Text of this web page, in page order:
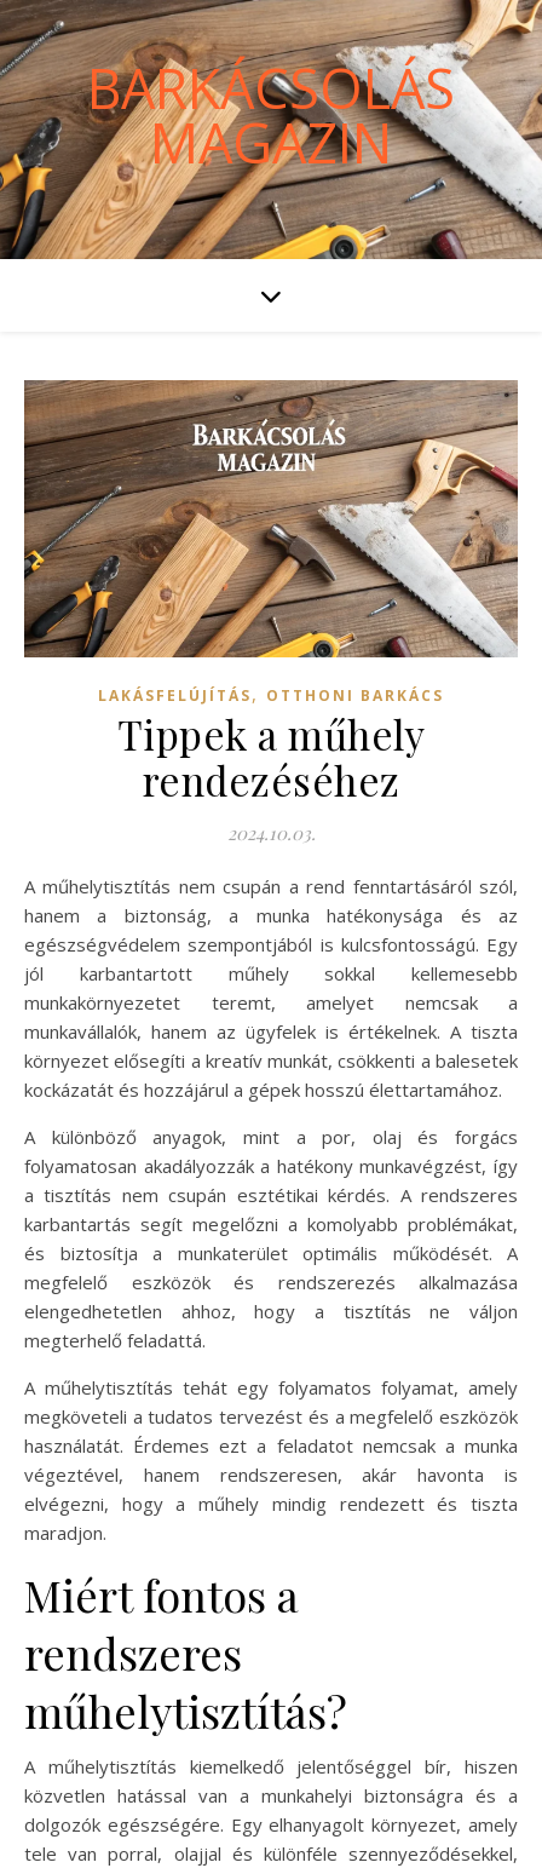
BARKÁCSOLÁS
MAGAZIN
LAKÁSFELÚJÍTÁS, OTTHONI BARKÁCS
Tippek a műhely
rendezéséhez
2024.10.03.
A műhelytisztítás nem csupán a rend fenntartásáról szól,
hanem a biztonság, a munka hatékonysága és az
egészségvédelem szempontjából is kulcsfontosságú. Egy
jól karbantartott műhely sokkal kellemesebb
munkakörnyezetet teremt, amelyet nemcsak a
munkavállalók, hanem az ügyfelek is értékelnek. A tiszta
környezet elősegíti a kreatív munkát, csökkenti a balesetek
kockázatát és hozzájárul a gépek hosszú élettartamához.
A különböző anyagok, mint a por, olaj és forgács
folyamatosan akadályozzák a hatékony munkavégzést, így
a tisztítás nem csupán esztétikai kérdés. A rendszeres
karbantartás segít megelőzni a komolyabb problémákat,
és biztosítja a munkaterület optimális működését. A
megfelelő eszközök és rendszerezés alkalmazása
elengedhetetlen ahhoz, hogy a tisztítás ne váljon
megterhelő feladattá.
A műhelytisztítás tehát egy folyamatos folyamat, amely
megköveteli a tudatos tervezést és a megfelelő eszközök
használatát. Érdemes ezt a feladatot nemcsak a munka
végeztével, hanem rendszeresen, akár havonta is
elvégezni, hogy a műhely mindig rendezett és tiszta
maradjon.
Miért fontos a
rendszeres
műhelytisztítás?
A műhelytisztítás kiemelkedő jelentőséggel bír, hiszen
közvetlen hatással van a munkahelyi biztonságra és a
dolgozók egészségére. Egy elhanyagolt környezet, amely
tele van porral, olajjal és különféle szennyeződésekkel,